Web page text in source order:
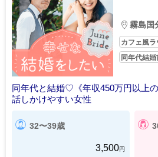
霧島国
カフェ風
同年代結婚
同年代と結婚♡《年収450万円以上
話しかけやすい女性
32〜39歳
3,500円